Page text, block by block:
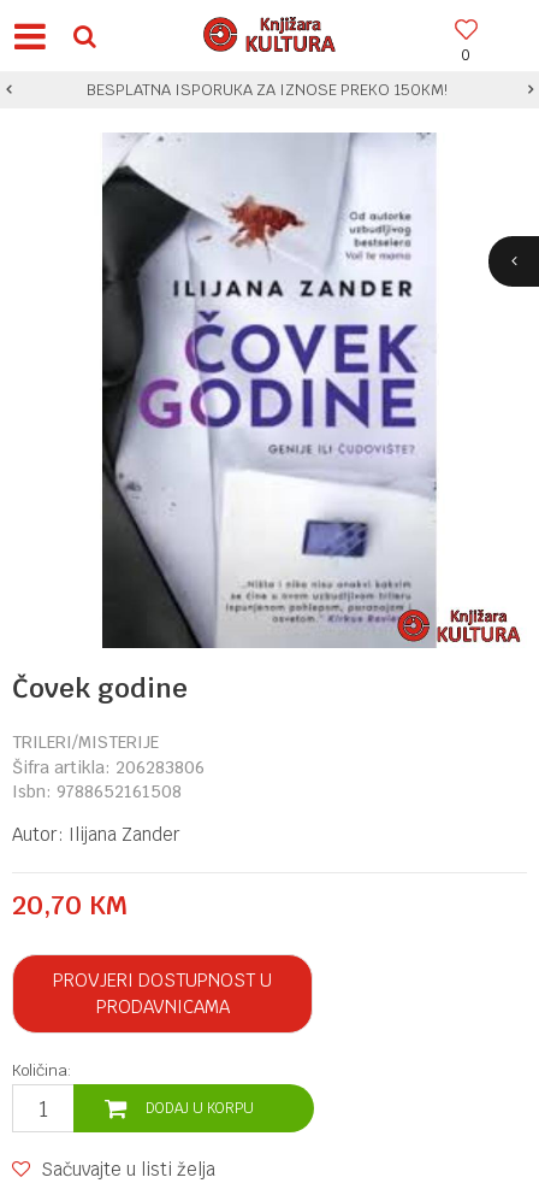
0
BESPLATNA ISPORUKA ZA IZNOSE PREKO 150KM!
Čovek godine
TRILERI/MISTERIJE
Šifra artikla: 206283806
Isbn: 9788652161508
Autor: Ilijana Zander
20,70 KM
PROVJERI DOSTUPNOST U
PRODAVNICAMA
Količina:
DODAJ U KORPU
Sačuvajte u listi želja